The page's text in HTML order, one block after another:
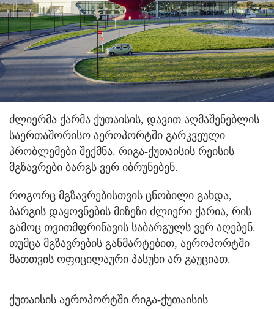
ძლიერმა ქარმა ქუთაისის, დავით აღმაშენებლის
საერთაშორისო აეროპორტში გარკვეული
პრობლემები შექმნა. რიგა-ქუთაისის რეისის
მგზავრები ბარგს ვერ იბრუნებენ.
როგორც მგზავრებისთვის ცნობილი გახდა,
ბარგის დაყოვნების მიზეზი ძლიერი ქარია, რის
გამოც თვითმფრინავის საბარგულს ვერ აღებენ.
თუმცა მგზავრების განმარტებით, აეროპორტში
მათთვის ოფიცილაური პასუხი არ გაუციათ.
ქუთაისის აეროპორტში რიგა-ქუთაისის